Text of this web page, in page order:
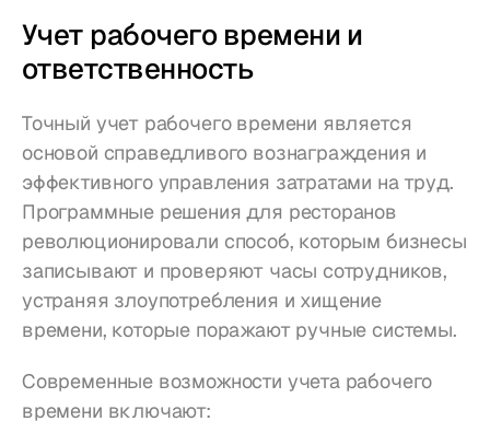
Учет рабочего времени и
ответственность
Точный учет рабочего времени является
основой справедливого вознаграждения и
эффективного управления затратами на труд.
Программные решения для ресторанов
революционировали способ, которым бизнесы
записывают и проверяют часы сотрудников,
устраняя злоупотребления и хищение
времени, которые поражают ручные системы.
Современные возможности учета рабочего
времени включают: